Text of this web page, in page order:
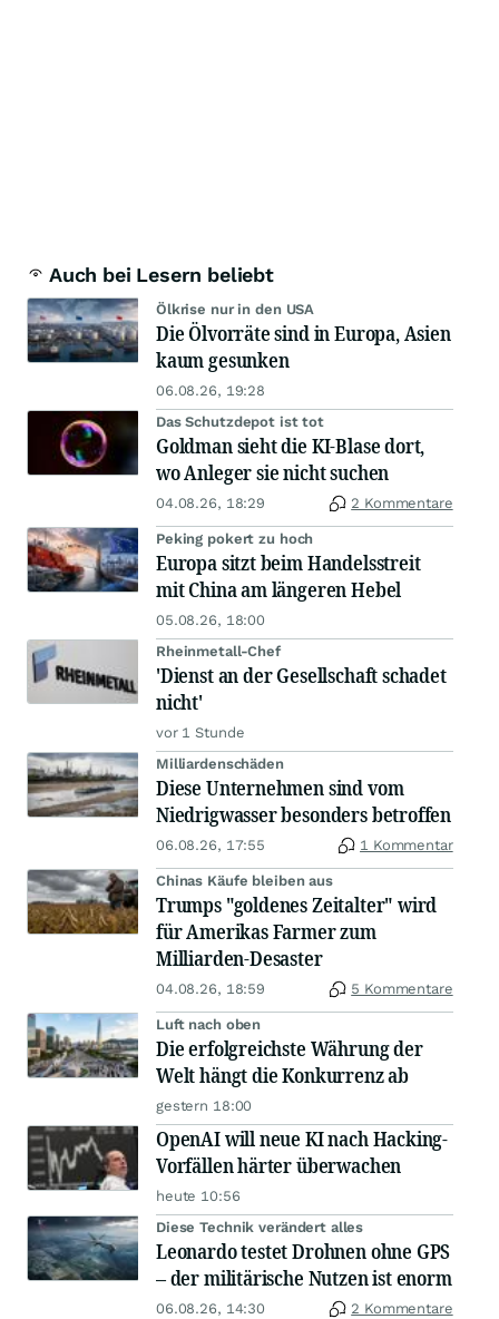
Auch bei Lesern beliebt
Ölkrise nur in den USA
Die Ölvorräte sind in Europa, Asien
kaum gesunken
06.08.26, 19:28
Das Schutzdepot ist tot
Goldman sieht die KI-Blase dort,
wo Anleger sie nicht suchen
04.08.26, 18:29 2 Kommentare
Peking pokert zu hoch
Europa sitzt beim Handelsstreit
mit China am längeren Hebel
05.08.26, 18:00
Rheinmetall-Chef
'Dienst an der Gesellschaft schadet
nicht'
vor 1 Stunde
Milliardenschäden
Diese Unternehmen sind vom
Niedrigwasser besonders betroffen
06.08.26, 17:55 1 Kommentar
Chinas Käufe bleiben aus
Trumps "goldenes Zeitalter" wird
für Amerikas Farmer zum
Milliarden-Desaster
04.08.26, 18:59 5 Kommentare
Luft nach oben
Die erfolgreichste Währung der
Welt hängt die Konkurrenz ab
gestern 18:00
OpenAI will neue KI nach Hacking-
Vorfällen härter überwachen
heute 10:56
Diese Technik verändert alles
Leonardo testet Drohnen ohne GPS
– der militärische Nutzen ist enorm
06.08.26, 14:30 2 Kommentare